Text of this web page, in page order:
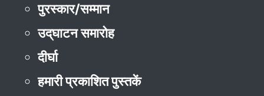
पुरस्कार/सम्मान
उद्‌घाटन समारोह
दीर्घा
हमारी प्रकाशित पुस्तकें